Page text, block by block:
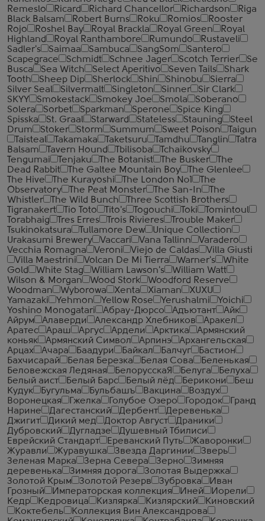
Remeslo
Ricard Richard Chancellor Richardson
Riga
Black Balsam
Robert Burns Roku Romios
Rooster
Rojo
Roshel Bay Royal Brackla Royal Green
Royal
Highland
Royal Ranthambore Rumundo
Rustaveli
Sadler's
Saimaa Sambuca SangSom
Santero
Scapegrace
Schmidt Schnee Jager Scotch Terrier
Se
Busca
Sea Witch Select Aperitivo Seven Tails
Shark
Tooth
Sheep Dip Sherlock Shin Shinobu
Sierra
Silver Seal
Silvermalt Singleton Sinner
Sir Clark
SKYY
Smokestack Smokey Joe Smola
Soberano
Solera
Sorbet Sparkman Sperone
Spice King
Spisska
St. Graal Starward Stateless Stauning
Steel
Drum
Stoker Storm Summum Sweet Poison
Taigun
Taisteal
Takamaka Taketsuru Tamdhu Tanglin
Tatra
Balsam
Tavern Hound Tbilisoba
Tchaikovsky
Tengumai
Tenjaku The Botanist The Busker
The
Dead Rabbit
The Galtee Mountain Boy
The Glenlee
The Hive
The Kurayoshi The London №1
The
Observatory
The Peat Monster The San-In
The
Whistler
The Wild Bunch
Three Scottish Brothers
Tigranakert
Tio Toto Tito's Togouchi Toki
Tomintoul
Torabhaig
Tres Erres Trois Rivieres
Trouble Maker
Tsukinokatsura
Tullamore Dew
Unique Collection
Urakasumi Brewery
Vaccari Vana Tallinn
Varadero
Vecchia Romagna
Veroni Viejo de Caldas
Villa Giusti
Villa Maestrini
Volcan De Mi Tierra Warner's
White
Gold
White Stag William Lawson's
William Watt
Wilson & Morgan
Wood Stork
Woodford Reserve
Woodman
Wyborowa Xenta Xiaman
XUXU
Yamazaki
Yehmon Yellow Rose Yerushalmi
Yoichi
Yoshino Monogatari
Абрау-Дюрсо Адъютант
Айк
Айрум
Алаверди Александр Хлебников
Аракел
Аратес
Араш Аргус Ардели Арктика
Армянский
коньяк
Армянский Символ Арпинэ
Архангельская
Арцах
Ачара Баадури Байкал Балчуг
Бастион
Бахчисарай
Белая Березка Белая Сова
Беленькая
Беловежская Ледяная
БелорусскаЯ Белуга
Белуха
Белый аист
Белый Барс Белый лёд Берикони
Беш
Кудук
Бугульма Бульбашъ Вакцина
Воздух
Воронецкая
Гжелка Голубое Озеро Городок
Гранд
Нарине
Дагестанский Дербент
Деревенька
Джигит
Дикий мед Доктор Август
Драники
Дубровский
Дугладзе
Душевный Тбилиси
Еврейский Стандарт
Ереванский Путь
Жаворонки
Журавли
Журавушка Звезда Даргинии
Зверь
Зеленая Марка
Зерна Севера Зерно
Зимняя
деревенька
Зимняя дорога
Золотая Выдержка
Золотой Крым
Золотой Резерв Зубровка
Иван
Грозный
Императорская коллекция Иней
Иорели
Кедр
Кедровица Кизлярка Кизлярский
Киновский
Коктебель
Коллекция Вин Александрова